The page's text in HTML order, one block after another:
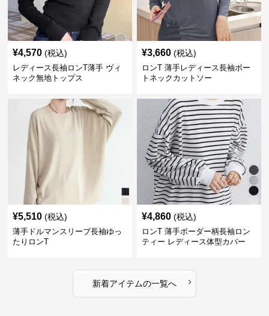
¥4,570 (税込)
レディース長袖ロンT薄手 ヴィ
ネック無地トップス
¥3,660 (税込)
ロンT 薄手レディース長袖ボー
トネックカットソー
¥5,510 (税込)
薄手ドルマンスリーブ長袖ゆっ
たりロンT
¥4,860 (税込)
ロンT 薄手ボーダー柄長袖ロン
ティー レディース体型カバー
新着アイテムの一覧へ ›